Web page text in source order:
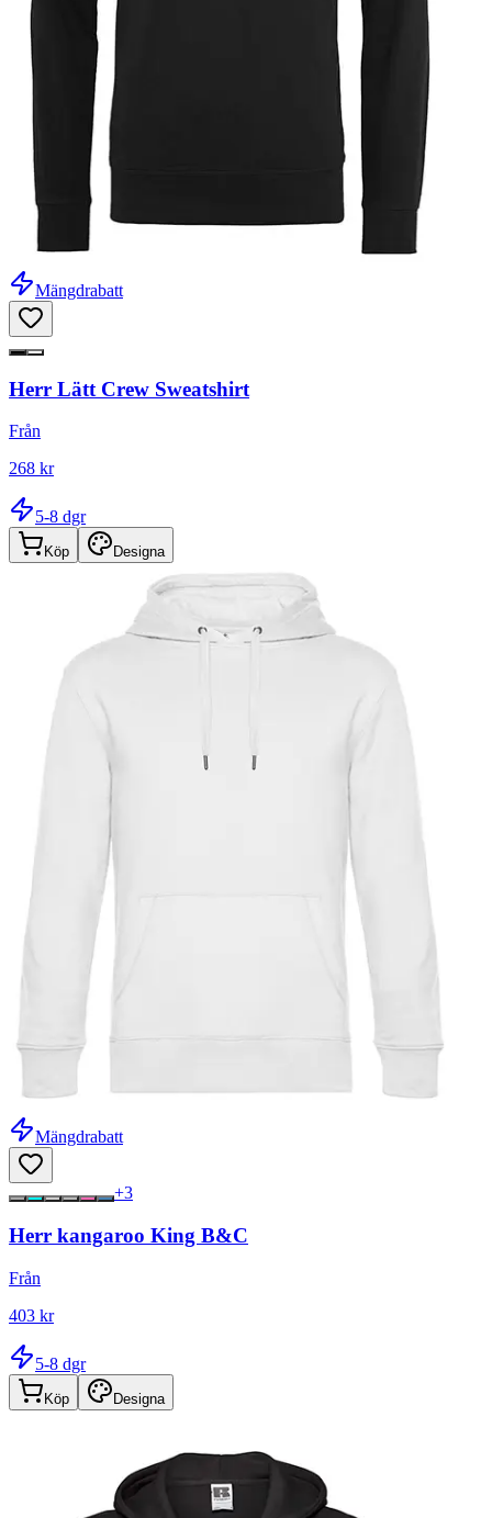
Mängdrabatt
Herr Lätt Crew Sweatshirt
Från
268 kr
5-8 dgr
Köp Designa
Mängdrabatt
+3
Herr kangaroo King B&C
Från
403 kr
5-8 dgr
Köp Designa